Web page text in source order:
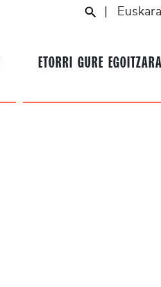
Euskara
ETORRI GURE EGOITZARA